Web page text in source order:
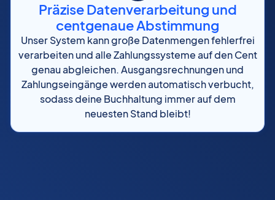
Präzise Datenverarbeitung und
centgenaue Abstimmung
Unser System kann große Datenmengen fehlerfrei
verarbeiten und alle Zahlungssysteme auf den Cent
genau abgleichen. Ausgangsrechnungen und
Zahlungseingänge werden automatisch verbucht,
sodass deine Buchhaltung immer auf dem
neuesten Stand bleibt!